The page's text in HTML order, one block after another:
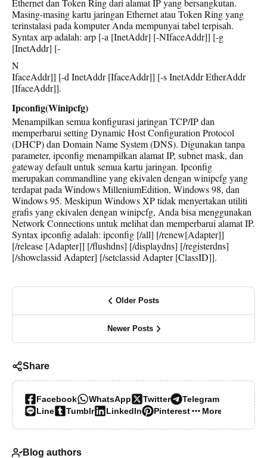
Ethernet dan Token Ring dari alamat IP yang bersangkutan.
Masing-masing kartu jaringan Ethernet atau Token Ring yang
terinstalasi pada komputer Anda mempunyai tabel terpisah.
Syntax arp adalah: arp [-a [InetAddr] [-NIfaceAddr]] [-g
[InetAddr] [-
N
IfaceAddr]] [-d InetAddr [IfaceAddr]] [-s InetAddr EtherAddr
[IfaceAddr]].
Ipconfig(Winipcfg)
Menampilkan semua konfigurasi jaringan TCP/IP dan
memperbarui setting Dynamic Host Configuration Protocol
(DHCP) dan Domain Name System (DNS). Digunakan tanpa
parameter, ipconfig menampilkan alamat IP, subnet mask, dan
gateway default untuk semua kartu jaringan. Ipconfig
merupakan commandline yang ekivalen dengan winipcfg yang
terdapat pada Windows MilleniumEdition, Windows 98, dan
Windows 95. Meskipun Windows XP tidak menyertakan utiliti
grafis yang ekivalen dengan winipcfg, Anda bisa menggunakan
Network Connections untuk melihat dan memperbarui alamat IP.
Syntax ipconfig adalah: ipconfig [/all] [/renew[Adapter]]
[/release [Adapter]] [/flushdns] [/displaydns] [/registerdns]
[/showclassid Adapter] [/setclassid Adapter [ClassID]].
Older Posts
Newer Posts
Share
Facebook WhatsApp Twitter
Telegram
Line
Tumblr LinkedIn Pinterest More…
Blog authors